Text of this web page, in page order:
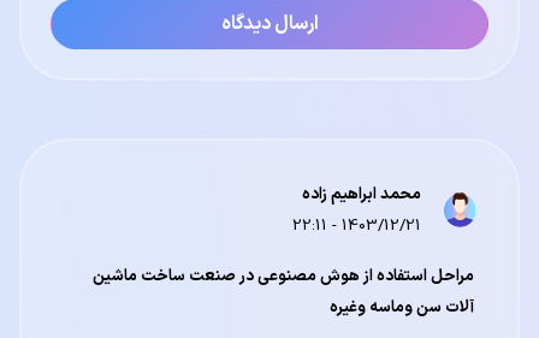
ارسال دیدگاه
محمد ابراهیم زاده
1403/12/21 - 22:11
مراحل استفاده از هوش مصنوعی در صنعت ساخت ماشین
آلات سن وماسه وغیره